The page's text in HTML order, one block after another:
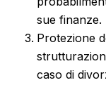
sue finanze.
Protezione
caso di